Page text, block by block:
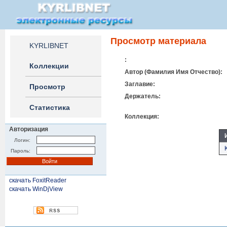
KYRLIBNET
Коллекции
Просмотр
Статистика
Авторизация
Логин:
Пароль:
скачать FoxitReader
скачать WinDjView
Просмотр материала
:
Автор (Фамилия Имя Отчество):
Заглавие:
Держатель:
Коллекция: